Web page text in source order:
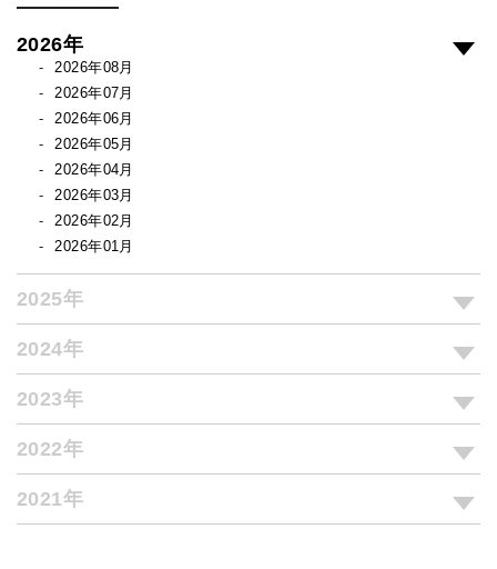
2026年
2026年08月
2026年07月
2026年06月
2026年05月
2026年04月
2026年03月
2026年02月
2026年01月
2025年
2024年
2023年
2022年
2021年